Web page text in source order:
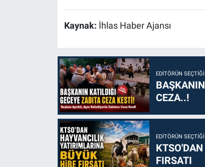
Kaynak: İhlas Haber Ajansı
EDITÖRÜN SEÇTIĞI
CEZA..!
EDITÖRÜN SEÇTIĞI
FIRSATI